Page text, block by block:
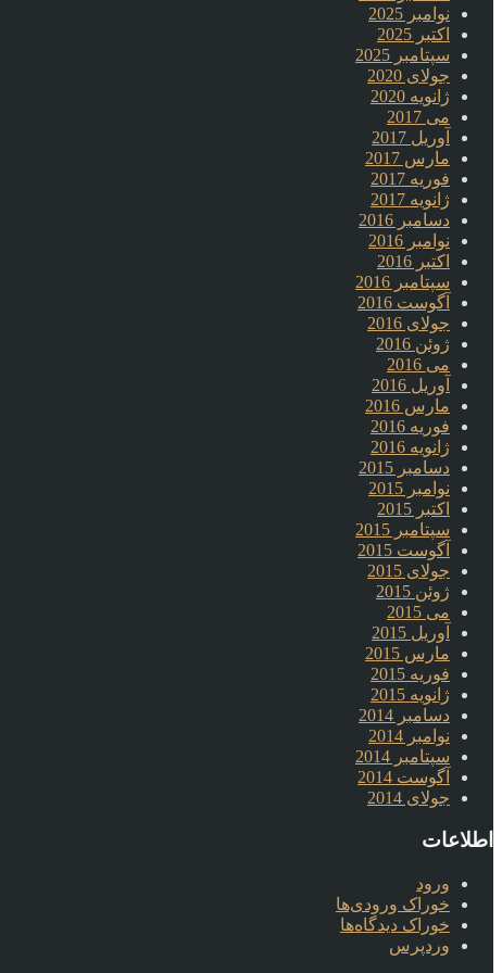
نوامبر 2025
اکتبر 2025
سپتامبر 2025
جولای 2020
ژانویه 2020
می 2017
آوریل 2017
مارس 2017
فوریه 2017
ژانویه 2017
دسامبر 2016
نوامبر 2016
اکتبر 2016
سپتامبر 2016
آگوست 2016
جولای 2016
ژوئن 2016
می 2016
آوریل 2016
مارس 2016
فوریه 2016
ژانویه 2016
دسامبر 2015
نوامبر 2015
اکتبر 2015
سپتامبر 2015
آگوست 2015
جولای 2015
ژوئن 2015
می 2015
آوریل 2015
مارس 2015
فوریه 2015
ژانویه 2015
دسامبر 2014
نوامبر 2014
سپتامبر 2014
آگوست 2014
جولای 2014
اطلاعات
ورود
خوراک ورودی‌ها
خوراک دیدگاه‌ها
وردپرس